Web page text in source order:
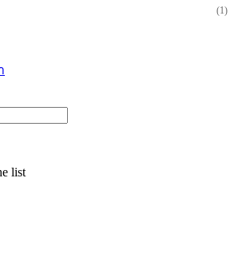
(1)
list